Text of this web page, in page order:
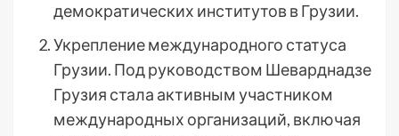
демократических институтов в Грузии.
Укрепление международного статуса
Грузии. Под руководством Шеварднадзе
Грузия стала активным участником
международных организаций, включая